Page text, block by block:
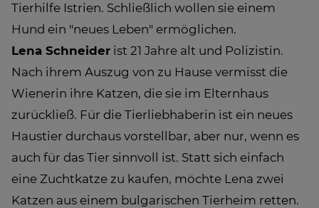
Tierhilfe Istrien. Schließlich wollen sie einem
Hund ein "neues Leben" ermöglichen.
Lena Schneider ist 21 Jahre alt und Polizistin.
Nach ihrem Auszug von zu Hause vermisst die
Wienerin ihre Katzen, die sie im Elternhaus
zurückließ. Für die Tierliebhaberin ist ein neues
Haustier durchaus vorstellbar, aber nur, wenn es
auch für das Tier sinnvoll ist. Statt sich einfach
eine Zuchtkatze zu kaufen, möchte Lena zwei
Katzen aus einem bulgarischen Tierheim retten.